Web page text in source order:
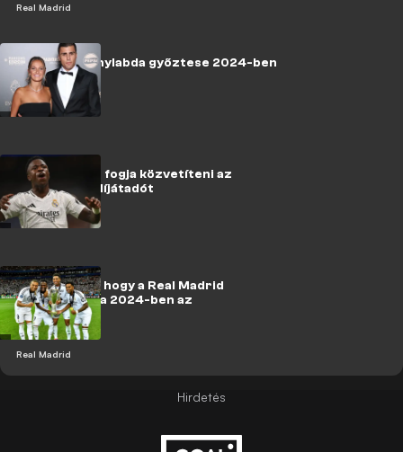
Real Madrid
Rodri az Aranylabda győztese 2024-ben
Csak az RTL+ fogja közvetíteni az
Aranylabda-díjátadót
Real Madrid
Kiszivárgott, hogy a Real Madrid
játékosa kapja 2024-ben az
Aranylabdát!